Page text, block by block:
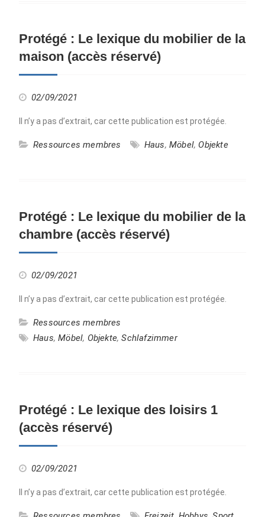
Protégé : Le lexique du mobilier de la
maison (accès réservé)
02/09/2021
Il n’y a pas d’extrait, car cette publication est protégée.
Ressources membres Haus, Möbel, Objekte
Protégé : Le lexique du mobilier de la
chambre (accès réservé)
02/09/2021
Il n’y a pas d’extrait, car cette publication est protégée.
Ressources membres
Haus,Möbel, Objekte,Schlafzimmer
Protégé : Le lexique des loisirs 1
(accès réservé)
02/09/2021
Il n’y a pas d’extrait, car cette publication est protégée.